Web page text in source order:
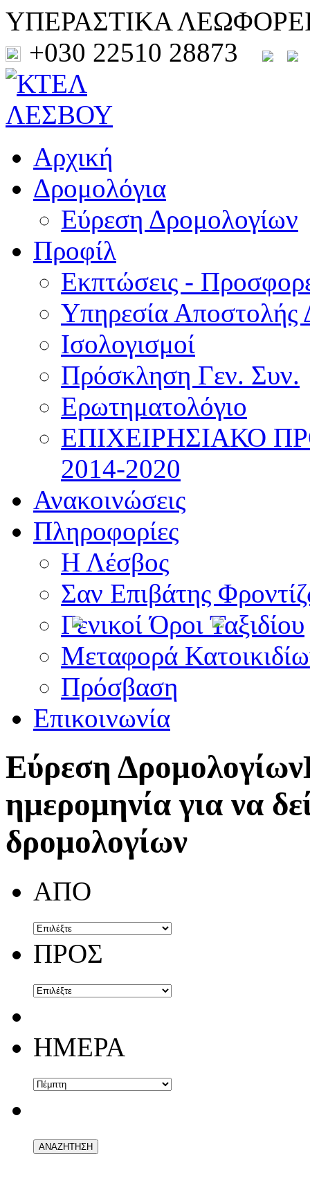
ΥΠΕΡΑΣΤΙΚΑ
+030 22510 28873
Αρχική
Δρομολόγια
Εύρεση Δρομολογίων
Προφίλ
Εκπτώσεις -
Υπηρεσία Αποστολής
Ισολογισμοί
Πρόσκληση Γεν. Συν.
Ερωτηματολόγιο
ΕΠΙΧΕΙΡΗΣΙΑΚΟ
2014-2020
Ανακοινώσεις
Πληροφορίες
Η Λέσβος
Σαν Επιβάτης
Γενικοί Όροι Ταξιδίου
Μεταφορά
Πρόσβαση
Επικοινωνία
Εύρεση Δρομολογίων
ημερομηνία για να
δρομολογίων
ΑΠΟ
ΠΡΟΣ
ΗΜΕΡΑ